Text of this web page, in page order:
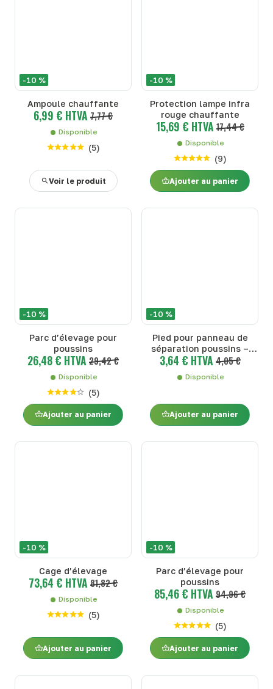
-10 %
Ampoule chauffante
6,99 € HTVA 7,77 €
Disponible
(5)
Voir le produit
-10 %
Protection lampe infra
rouge chauffante
15,69 € HTVA 17,44 €
Disponible
(9)
Ajouter au panier
-10 %
Parc d’élevage pour
poussins
26,48 € HTVA 29,42 €
Disponible
(5)
Ajouter au panier
-10 %
Pied pour panneau de
séparation poussins –
Vert
3,64 € HTVA 4,05 €
Disponible
Ajouter au panier
-10 %
Cage d’élevage
73,64 € HTVA 81,82 €
Disponible
(5)
Ajouter au panier
-10 %
Parc d’élevage pour
poussins
85,46 € HTVA 94,96 €
Disponible
(5)
Ajouter au panier